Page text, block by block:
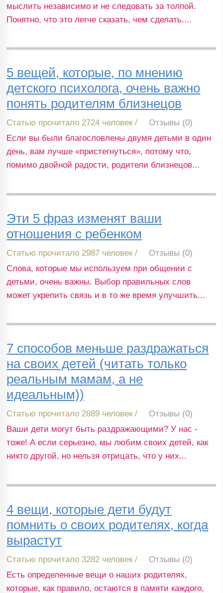
мыслить независимо и не следовать за толпой.
Понятно, что это легче сказать, чем сделать....
5 вещей, которые, по мнению
детского психолога, очень важно
понять родителям близнецов
Статью прочитало 2724 человек /
Отзывы (0)
Если вы были благословлены двумя детьми в один
день, вам лучше «пристегнуться», потому что,
помимо двойной радости, родители близнецов...
Эти 5 фраз изменят ваши
отношения с ребенком
Статью прочитало 2987 человек /
Отзывы (0)
Слова, которые мы используем при общении с
детьми, очень важны. Выбор правильных слов
может укрепить связь и в то же время улучшить...
7 способов меньше раздражаться
на своих детей (читать только
реальным мамам, а не
идеальным))
Статью прочитало 2889 человек /
Отзывы (0)
Ваши дети могут быть раздражающими? У нас -
тоже! А если серьезно, мы любим своих детей, как
никто другой, но нельзя отрицать, что у них...
4 вещи, которые дети будут
помнить о своих родителях, когда
вырастут
Статью прочитало 3282 человек /
Отзывы (0)
Есть определенные вещи о наших родителях,
которые, как правило, остаются в памяти каждого,